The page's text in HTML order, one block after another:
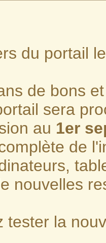
du portail
de bons
sera
au 1er
de
nouvelles
tester la